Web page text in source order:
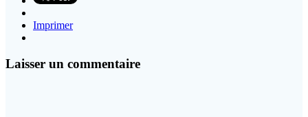
Imprimer
Laisser un commentaire